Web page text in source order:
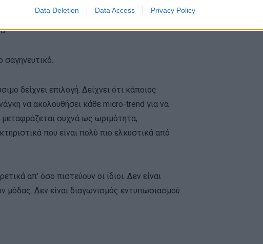
Data Deletion Data Access Privacy Policy
καλό παλτό δεν προσπαθούν να γίνουν το
σαγηνευτικό.
δείχνει επιλογή. Δείχνει ότι κάποιος
να ακολουθήσει κάθε micro-trend για να
συχνά ως ωριμότητα,
που είναι πολύ πιο ελκυστικά από
απ’ όσο πιστεύουν οι ίδιοι. Δεν είναι
μόδας. Δεν είναι διαγωνισμός εντυπωσιασμού.